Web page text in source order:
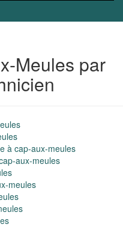
Meules par
à cap-aux-meules
aux-meules
meules